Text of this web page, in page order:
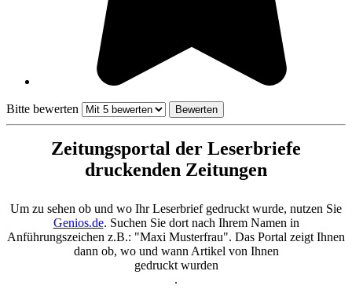
Bitte bewerten
Zeitungsportal der Leserbriefe
druckenden Zeitungen
Um zu sehen ob und wo Ihr Leserbrief gedruckt wurde, nutzen Sie
Genios.de. Suchen Sie dort nach Ihrem Namen in
Anführungszeichen z.B.: "Maxi Musterfrau". Das Portal zeigt Ihnen
dann ob, wo und wann Artikel von Ihnen
gedruckt wurden
.